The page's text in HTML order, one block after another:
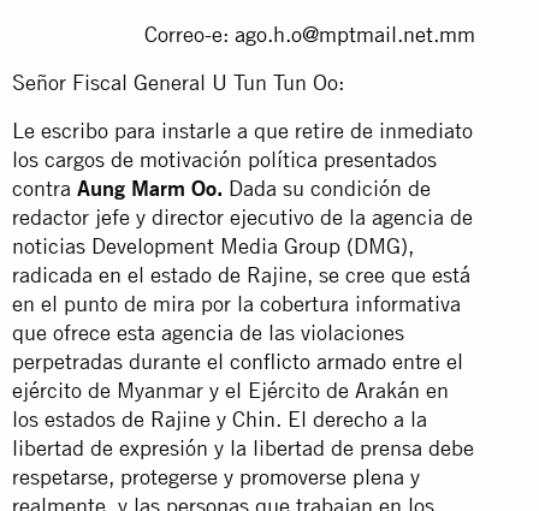
Correo-e:ago.h.o@mptmail.net.mm
Señor Fiscal General U Tun Tun Oo:
Le escribo para instarle a que retire de inmediato
los cargos de motivación política presentados
contra Aung Marm Oo. Dada su condición de
redactor jefe y director ejecutivo de la agencia de
noticias Development Media Group (DMG),
radicada en el estado de Rajine, se cree que está
en el punto de mira por la cobertura informativa
que ofrece esta agencia de las violaciones
perpetradas durante el conflicto armado entre el
ejército de Myanmar y el Ejército de Arakán en
los estados de Rajine y Chin. El derecho a la
libertad de expresión y la libertad de prensa debe
respetarse, protegerse y promoverse plena y
realmente, y las personas que trabajan en los